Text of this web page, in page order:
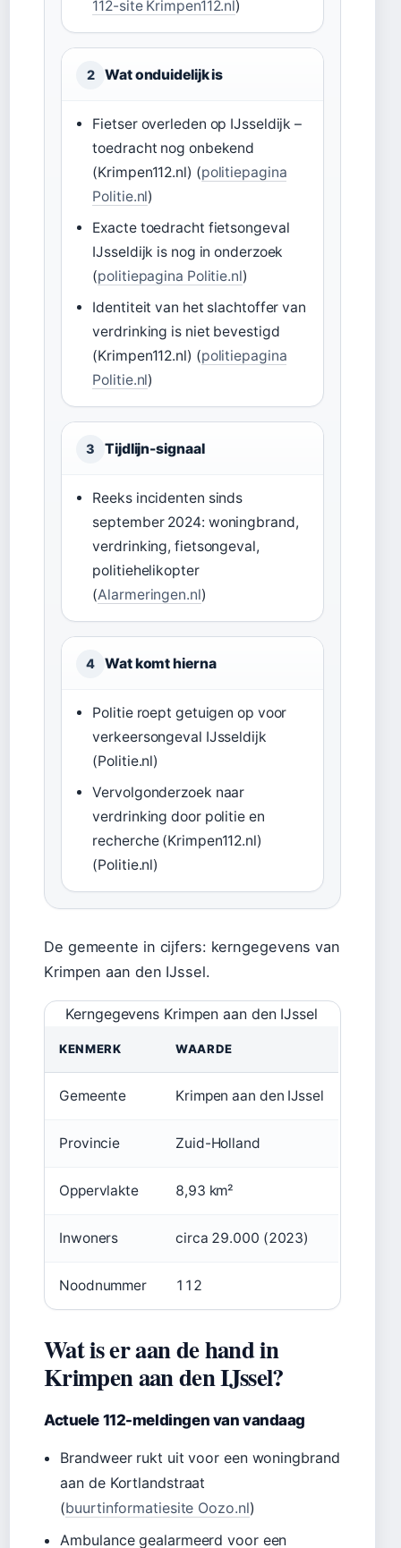
112-site Krimpen112.nl)
2 Wat onduidelijk is
Fietser overleden op IJsseldijk –
toedracht nog onbekend
(Krimpen112.nl) (politiepagina
Politie.nl)
Exacte toedracht fietsongeval
IJsseldijk is nog in onderzoek
(politiepagina Politie.nl)
Identiteit van het slachtoffer van
verdrinking is niet bevestigd
(Krimpen112.nl) (politiepagina
Politie.nl)
3 Tijdlijn-signaal
Reeks incidenten sinds
september 2024: woningbrand,
verdrinking, fietsongeval,
politiehelikopter
(Alarmeringen.nl)
4 Wat komt hierna
Politie roept getuigen op voor
verkeersongeval IJsseldijk
(Politie.nl)
Vervolgonderzoek naar
verdrinking door politie en
recherche (Krimpen112.nl)
(Politie.nl)
De gemeente in cijfers: kerngegevens van
Krimpen aan den IJssel.
Kerngegevens Krimpen aan den IJssel
KENMERK WAARDE
Gemeente Krimpen aan den IJssel
Provincie Zuid-Holland
Oppervlakte 8,93 km²
Inwoners circa 29.000 (2023)
Noodnummer 112
Wat is er aan de hand in
Krimpen aan den IJssel?
Actuele 112-meldingen van vandaag
Brandweer rukt uit voor een woningbrand
aan de Kortlandstraat
(buurtinformatiesite Oozo.nl)
Ambulance gealarmeerd voor een